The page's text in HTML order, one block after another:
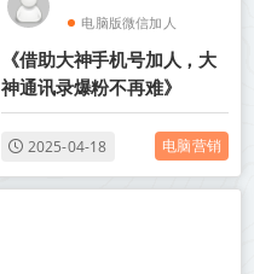
电脑版微信加人
电脑版通讯录协议
《借助大神手机号加人，大
神通讯录爆粉不再难》
2025-04-18 电脑营销